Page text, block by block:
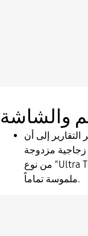
والشاشة
إلى أن
مزدوجة
من نوع "Ultra Thin Glass"، مما قد يجعل ثنية الشاشة غير مرئية أو
ملموسة تماماً.